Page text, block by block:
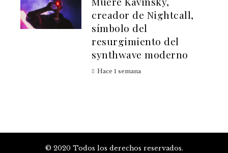
creador de Nightcall,
símbolo del
resurgimiento del
synthwave moderno
Hace 1 semana
© 2020 Todos los derechos reservados.